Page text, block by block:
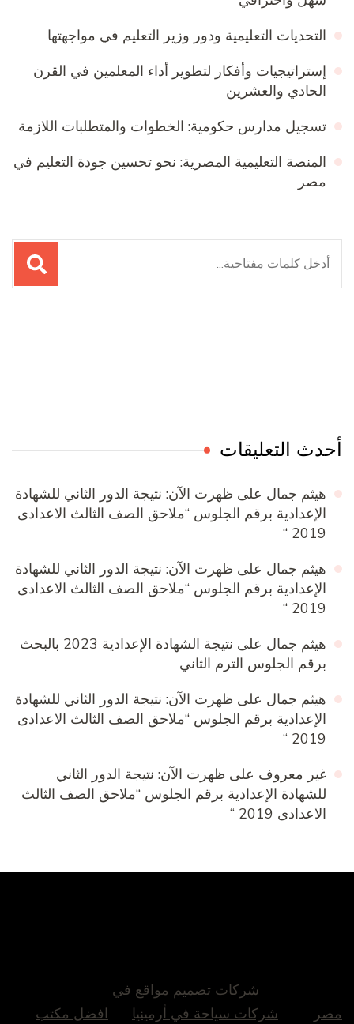
التحديات التعليمية ودور وزير التعليم في مواجهتها
إستراتيجيات وأفكار لتطوير أداء المعلمين في القرن
الحادي والعشرين
تسجيل مدارس حكومية: الخطوات والمتطلبات اللازمة
المنصة التعليمية المصرية: نحو تحسين جودة التعليم في
مصر
البحث
عن:
أحدث التعليقات
هيثم جمال على ظهرت الآن: نتيجة الدور الثاني للشهادة
الإعدادية برقم الجلوس “ملاحق الصف الثالث الاعدادى
2019 “
هيثم جمال على ظهرت الآن: نتيجة الدور الثاني للشهادة
الإعدادية برقم الجلوس “ملاحق الصف الثالث الاعدادى
2019 “
هيثم جمال على
نتيجة الشهادة الإعدادية 2023 بالبحث
برقم الجلوس الترم الثاني
هيثم جمال على ظهرت الآن: نتيجة الدور الثاني للشهادة
الإعدادية برقم الجلوس “ملاحق الصف الثالث الاعدادى
2019 “
غير معروف على ظهرت الآن: نتيجة الدور الثاني
للشهادة الإعدادية برقم الجلوس “ملاحق الصف الثالث
الاعدادى 2019 “
شركات تصميم مواقع في
مصر
شركات سياحة في أرمينيا
افضل مكتب